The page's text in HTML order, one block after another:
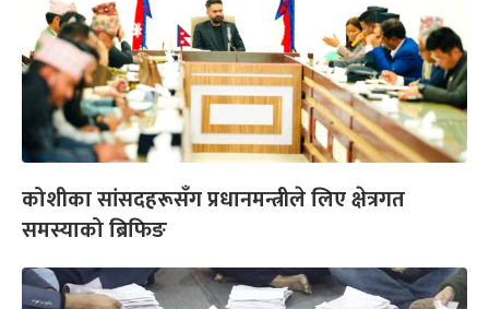
कोशीका सांसदहरूसँग प्रधानमन्त्रीले लिए क्षेत्रगत
समस्याको ब्रिफिङ